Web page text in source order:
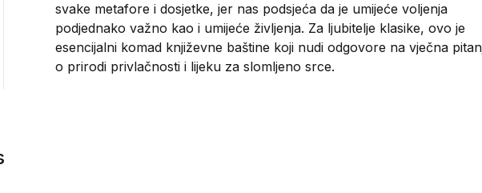
svake metafore i dosjetke, jer nas podsjeća da je umijeće voljenja
podjednako važno kao i umijeće življenja. Za ljubitelje klasike, ovo je
esencijalni komad književne baštine koji nudi odgovore na vječna
o prirodi privlačnosti i lijeku za slomljeno srce.